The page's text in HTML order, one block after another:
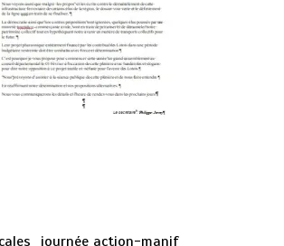
journée action-manif